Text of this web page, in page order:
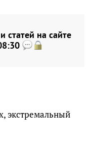
статей на сайте
экстремальный